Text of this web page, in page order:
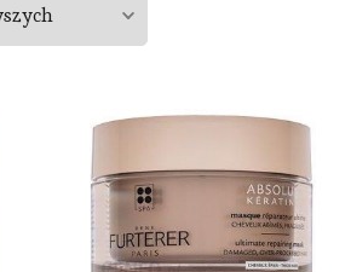
latest